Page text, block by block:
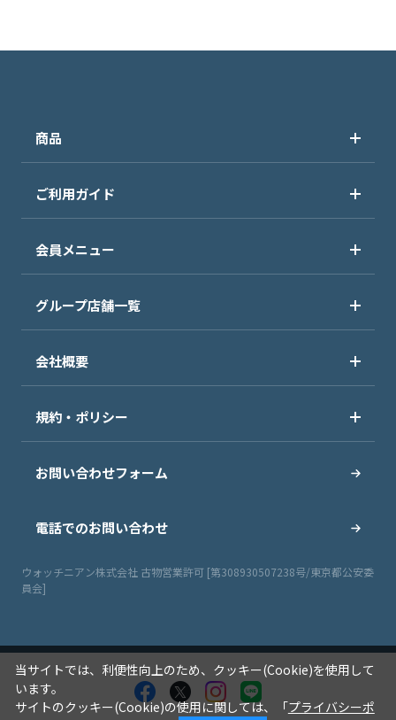
商品
ご利用ガイド
会員メニュー
グループ店舗一覧
会社概要
規約・ポリシー
お問い合わせフォーム
電話でのお問い合わせ
ウォッチニアン株式会社 古物営業許可 [第308930507238号/東京都公安委
員会]
当サイトでは、利便性向上のため、クッキー(Cookie)を使用して
います。
サイトのクッキー(Cookie)の使用に関しては、「プライバシーポ